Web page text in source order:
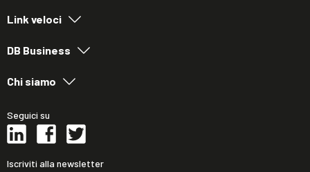
Link veloci
DB Business
Chi siamo
Seguici su
Iscriviti alla newsletter